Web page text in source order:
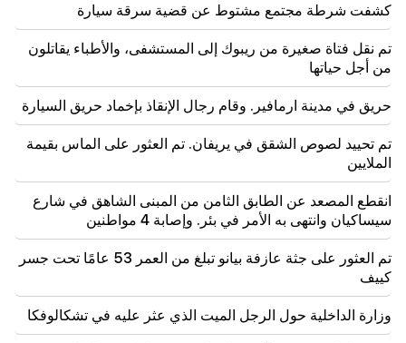
وصل زيلينسكي إلى صربيا للمرة الأولى. ومن المتوقع إجراء
مفاوضات مهمة مع فوتشيتش
22:30
لا ينبغي أن يقف الكاثوليكوس أمام المحكمة الأرمنية، وهذا
كل شيء، والباقي ليس موضوعاً للنقاش. المحامي (فيديو)
21:42
أصبحت التفاصيل حول ضحايا إطلاق النار في المدرسة
التايلاندية معروفة
21:30
عن تكوين النفس الأرمنية الوجه الوطني (فيديو)
مضيق هرمز قد يفقد أهميته الاستراتيجية
كشفت شرطة مجتمع مشتوط عن قضية سرقة سيارة
تم نقل فتاة صغيرة من ريبوك إلى المستشفى، والأطباء يقاتلون
من أجل حياتها
حريق في مدينة ارمافير. وقام رجال الإنقاذ بإخماد حريق السيارة
تم تحييد لصوص الشقق في يريفان. تم العثور على الماس بقيمة
الملايين
انقطع المصعد عن الطابق الثامن من المبنى الشاهق في شارع
سيساكيان وانتهى به الأمر في بئر. وإصابة 4 مواطنين
تم العثور على جثة عازفة بيانو تبلغ من العمر 53 عامًا تحت جسر
كييف
وزارة الداخلية حول الرجل الميت الذي عثر عليه في تشكالوفكا